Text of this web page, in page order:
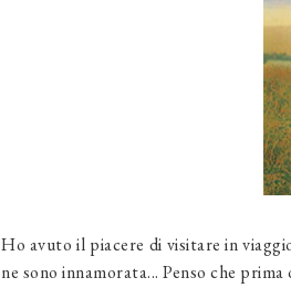
Ho avuto il piacere di visitare in
ne sono innamorata... Penso che